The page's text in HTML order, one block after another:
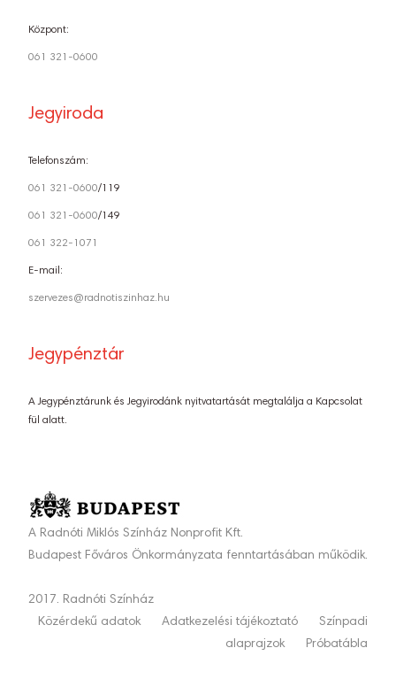
Központ:
061 321-0600
Jegyiroda
Telefonszám:
061 321-0600/119
061 321-0600/149
061 322-1071
E-mail:
szervezes@radnotiszinhaz.hu
Jegypénztár
A Jegypénztárunk és Jegyirodánk nyitvatartását megtalálja a Kapcsolat
fül alatt.
A Radnóti Miklós Színház Nonprofit Kft.
Budapest Főváros Önkormányzata fenntartásában működik.
2017. Radnóti Színház
Közérdekű adatok
Adatkezelési tájékoztató
Színpadi
alaprajzok
Próbatábla